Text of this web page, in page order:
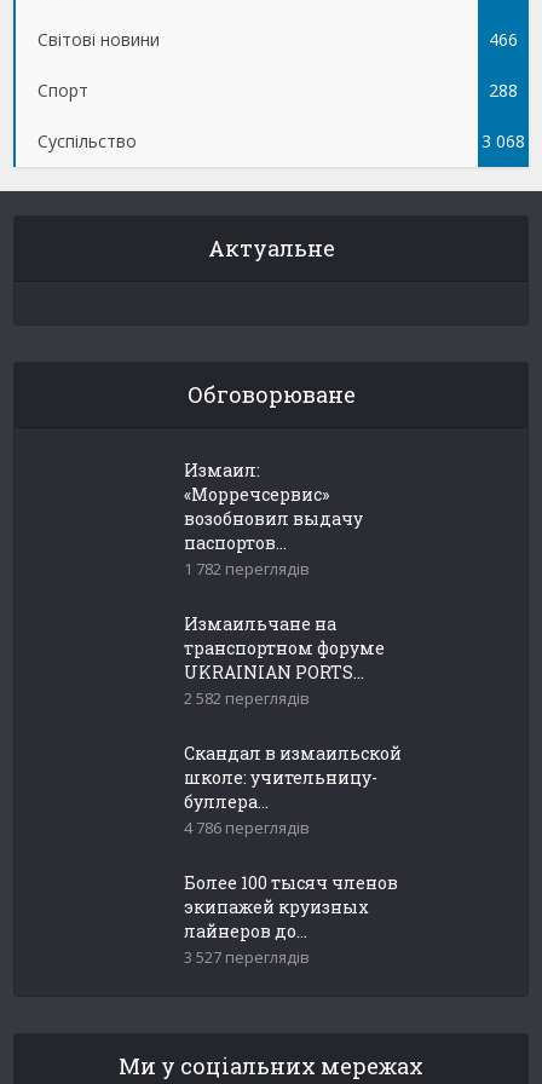
Світові новини 466
Спорт 288
Суспільство 3 068
Актуальне
Обговорюване
Измаил:
«Морречсервис»
возобновил выдачу
паспортов...
1 782 переглядів
Измаильчане на
транспортном форуме
UKRAINIAN PORTS...
2 582 переглядів
Скандал в измаильской
школе: учительницу-
буллера...
4 786 переглядів
Более 100 тысяч членов
экипажей круизных
лайнеров до...
3 527 переглядів
Ми у соціальних мережах